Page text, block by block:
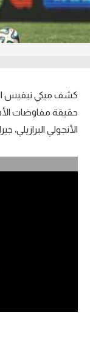
بطولات
أمريكا 2026
الدوري الإسباني
الدوري الإيطالي
الدوري السعودي
كشف ميكي نيفيس
حقيقة مفاوضات
الأنجولي البرازيلي،